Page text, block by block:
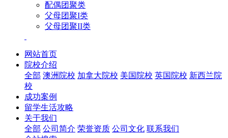
配偶团聚类
父母团聚I类
父母团聚II类
网站首页
院校介绍
全部 澳洲院校 加拿大院校 美国院校 英国院校 新西兰院
校
成功案例
留学生活攻略
关于我们
全部 公司简介 荣誉资质 公司文化 联系我们